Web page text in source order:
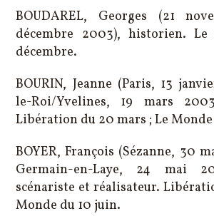
BOUDAREL, Georges (21
décembre 2003), historien.
décembre.
BOURIN, Jeanne (Paris, 13
le-Roi/Yvelines, 19 mars
Libération du 20 mars ; Le
BOYER, François (Sézanne, 30
Germain-en-Laye, 24 mai
scénariste et réalisateur.
Monde du 10 juin.